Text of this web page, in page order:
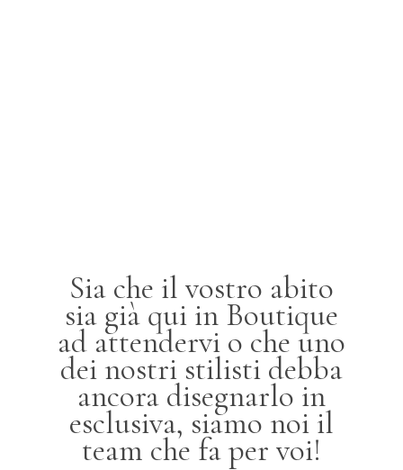
Sia che il vostro abito
sia già qui in Boutique
ad attendervi o che uno
dei nostri stilisti debba
ancora disegnarlo in
esclusiva, siamo noi il
team che fa per voi!